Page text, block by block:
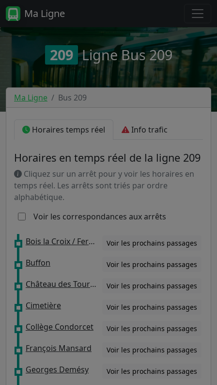
Ma Ligne
209 Ligne Bus 209
Ma Ligne Bus 209
Horaires temps réel Info trafic
Horaires en temps réel de la ligne 209
Cliquez sur un arrêt pour y voir les horaires en
temps réel. Les arrêts sont triés par ordre
alphabétique.
Voir les correspondances aux arrêts
Bois la Croix / Ferme Caminha Voir les prochains passages
Buffon Voir les prochains passages
Château des Tourelles Voir les prochains passages
Cimetière Voir les prochains passages
Collège Condorcet Voir les prochains passages
François Mansard Voir les prochains passages
Georges Demésy Voir les prochains passages